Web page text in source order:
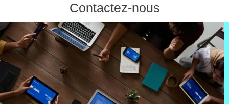
Contactez-nous